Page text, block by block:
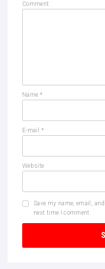
Comment
Name *
E-mail *
Website
Save my name, email,
next time I comment.